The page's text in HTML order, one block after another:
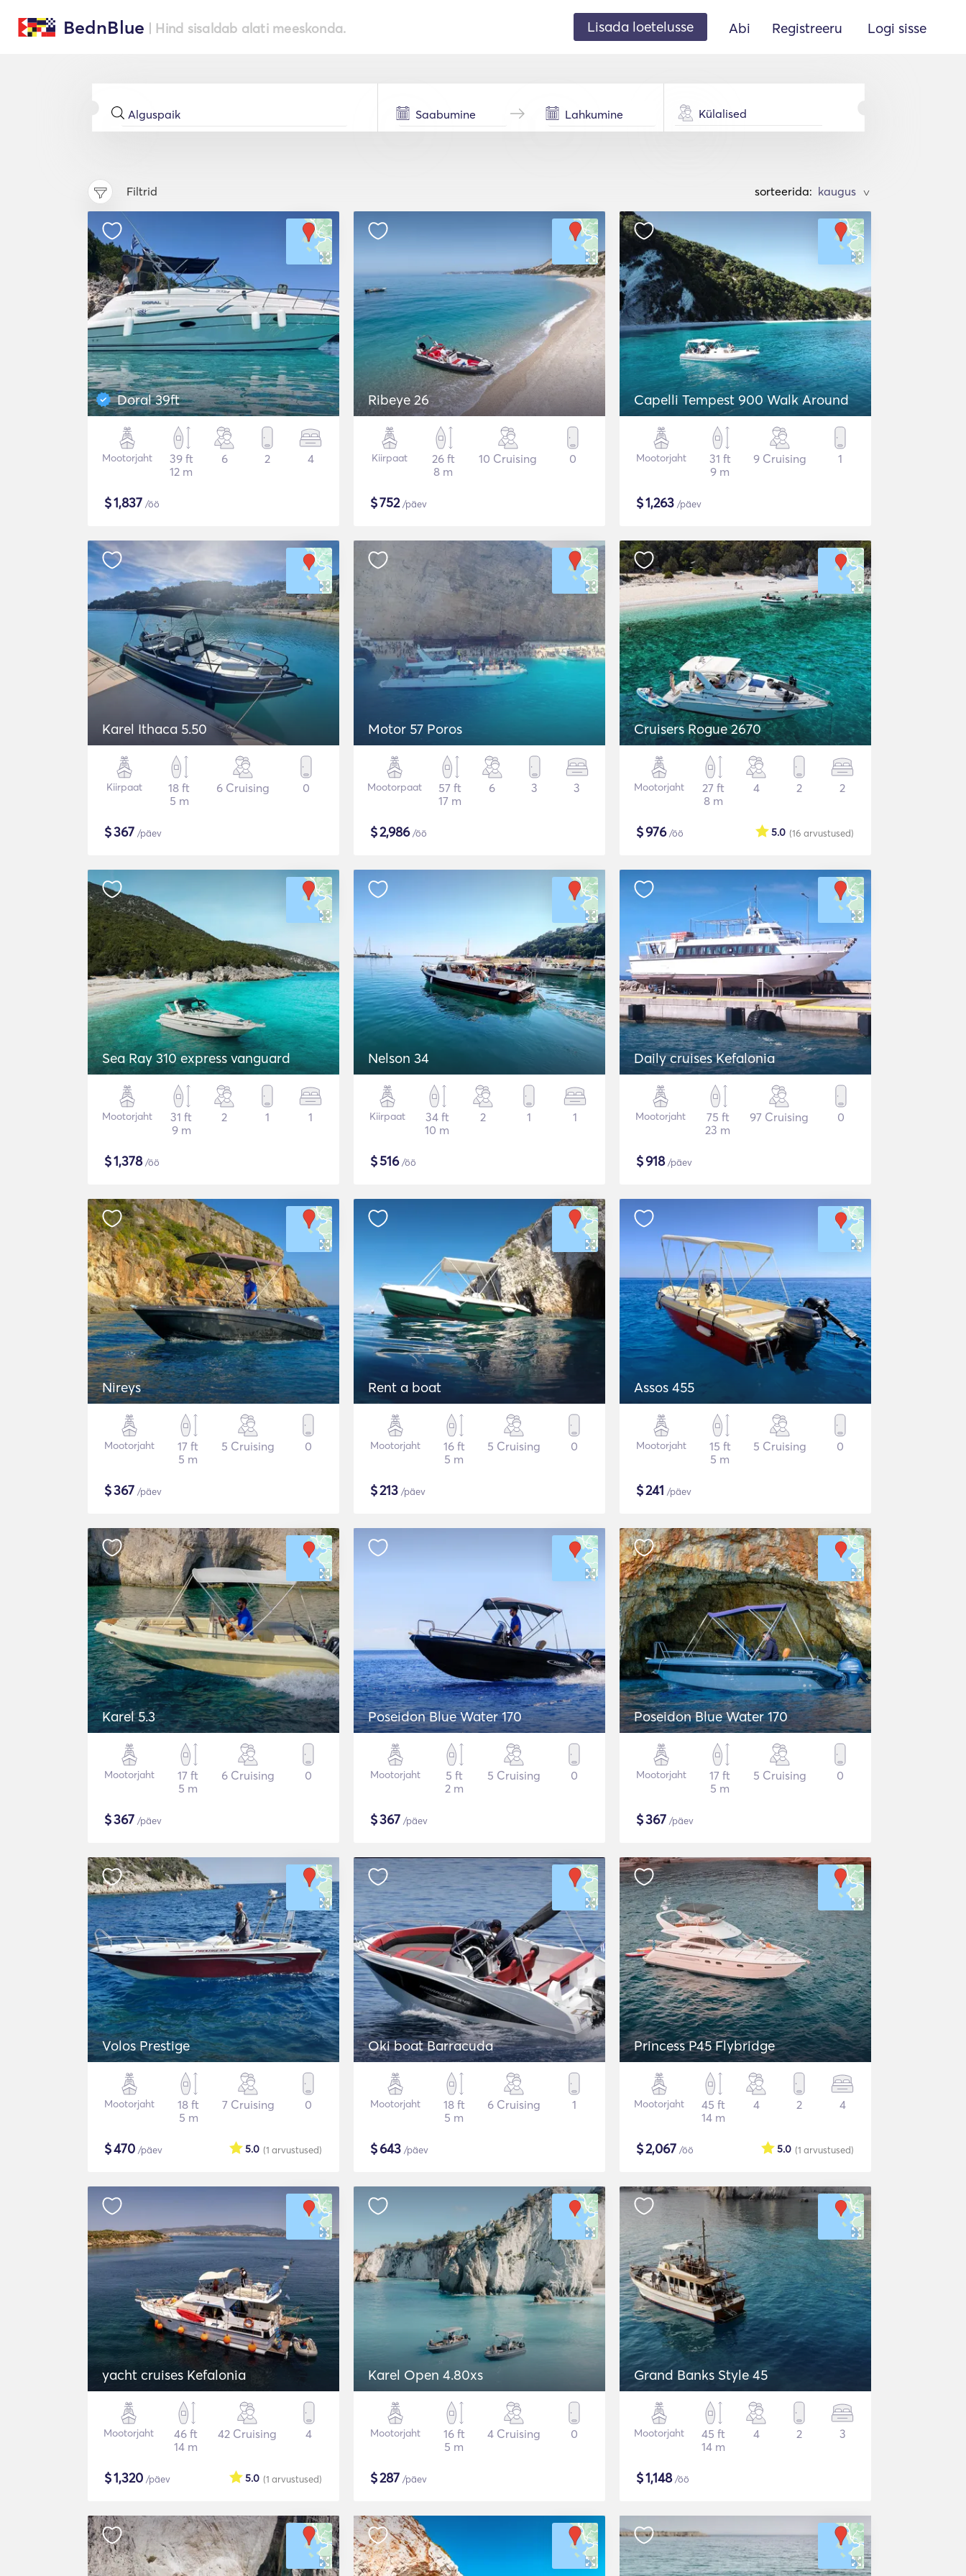
BednBlue | Hind sisaldab alati meeskonda. Lisada loetelusse Abi Registreeru Logi sisse
Külalised
Filtrid sorteerida: >
Doral 39ft
Mootorjaht
39 ft
12 m
6 2 4
$1,837 /öö
Ribeye 26
Kiirpaat
26 ft
8 m
10 Cruising 0
$752/päev
Capelli Tempest 900 Walk Around
Mootorjaht
31 ft
9 m
9 Cruising 1
$1,263 /päev
Karel Ithaca 5.50
Kiirpaat
18 ft
5 m
6 Cruising 0
$367 /päev
Motor 57 Poros
Mootorpaat
57 ft
17 m
6 3 3
$2,986/öö
Cruisers Rogue 2670
Mootorjaht
27 ft
8 m
4 2 2
$976/öö (16 arvustused)
5.0
Sea Ray 310 express vanguard
Mootorjaht
31 ft
9 m
2 1 1
$1,378/öö
Nelson 34
Kiirpaat
34 ft
10 m
2 1 1
$516/öö
Daily cruises Kefalonia
Mootorjaht
75 ft
23 m
97 Cruising 0
$918/päev
Nireys
Mootorjaht
17 ft
5 m
5 Cruising 0
$367 /päev
Rent a boat
Mootorjaht
16 ft
5 m
5 Cruising 0
$213 /päev
Assos 455
Mootorjaht
15 ft
5 m
5 Cruising 0
$241 /päev
Karel 5.3
Mootorjaht
17 ft
5 m
6 Cruising 0
$367 /päev
Poseidon Blue Water 170
Mootorjaht
5 ft
2 m
5 Cruising 0
$367 /päev
Poseidon Blue Water 170
Mootorjaht
17 ft
5 m
5 Cruising 0
$367 /päev
Volos Prestige
Mootorjaht
18 ft
5 m
7 Cruising 0
$470 /päev (1 arvustused)
5.0
Oki boat Barracuda
Mootorjaht
18 ft
5 m
6 Cruising 1
$643 /päev
Princess P45 Flybridge
Mootorjaht
45 ft
14 m
4 2 4
$2,067 /öö (1 arvustused)
5.0
yacht cruises Kefalonia
Mootorjaht
46 ft
14 m
42 Cruising 4
$1,320 /päev (1 arvustused)
5.0
Karel Open 4.80xs
Mootorjaht
16 ft
5 m
4 Cruising 0
$287 /päev
Grand Banks Style 45
Mootorjaht
45 ft
14 m
4 2 3
$1,148/öö